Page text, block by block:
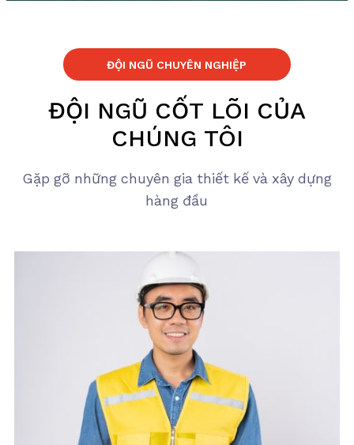
ĐỘI NGŨ CHUYÊN NGHIỆP
Gặp gỡ những chuyên gia thiết kế và xây dựng
hàng đầu
ĐỘI NGŨ CỐT LÕI CỦA
CHÚNG TÔI